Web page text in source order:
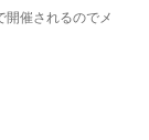
開催されるのでメ